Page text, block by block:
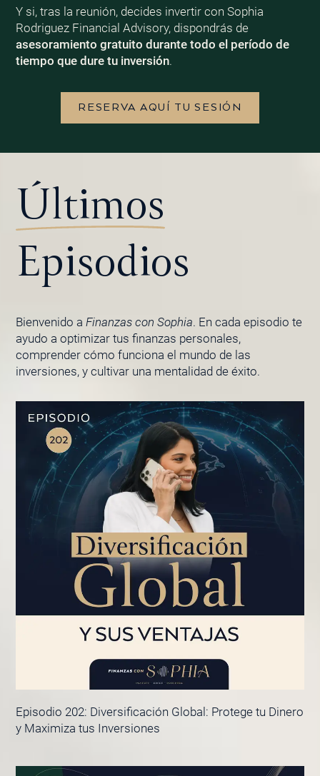
Y si, tras la reunión, decides invertir con Sophia
Rodriguez Financial Advisory, dispondrás de
asesoramiento gratuito durante todo el período de
tiempo que dure tu inversión.
RESERVA AQUÍ TU SESIÓN
Últimos
Episodios
Bienvenido a Finanzas con Sophia. En cada episodio te
ayudo a optimizar tus finanzas personales,
comprender cómo funciona el mundo de las
inversiones, y cultivar una mentalidad de éxito.
Episodio 202: Diversificación Global: Protege tu Dinero
y Maximiza tus Inversiones
PÁGINA
PÁGINA
PÁGINAPÁGINA